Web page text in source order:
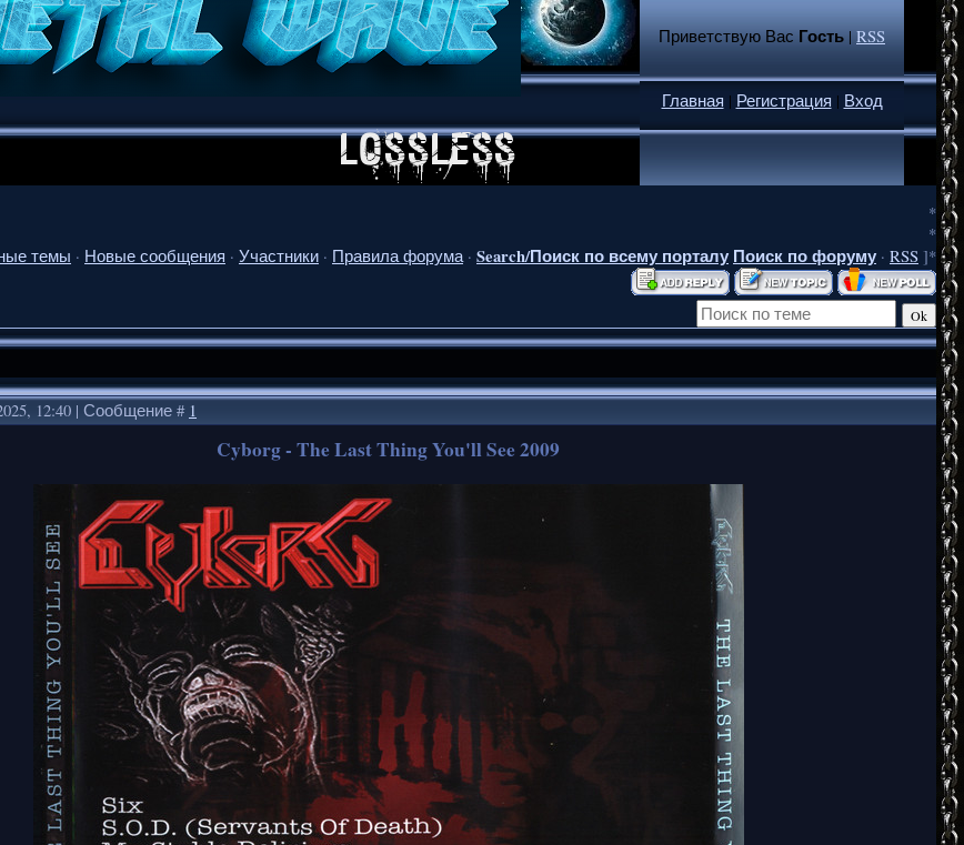
Приветствую Вас Гость|RSS
Главная | Регистрация | Вход
*
*
темы · Новые сообщения · Участники · Правила форума · Search/Поиск по всему порталу Поиск по форуму · RSS ]*
12:40 | Сообщение # 1
Cyborg - The Last Thing You'll See 2009